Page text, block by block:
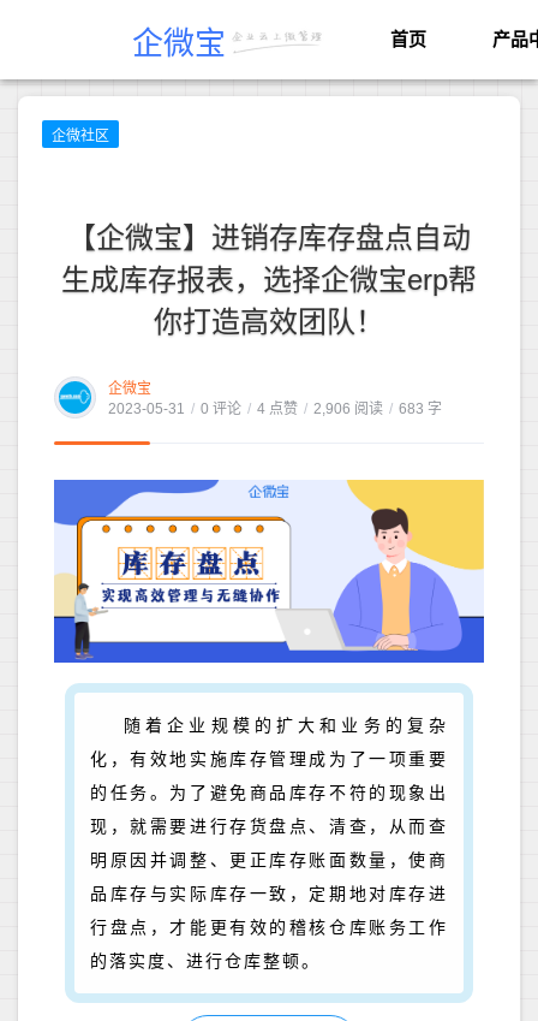
企微宝 首页 产品
企微社区
【企微宝】进销存库存盘点自动
生成库存报表，选择企微宝erp帮
你打造高效团队！
企微宝
2023-05-31 / 0 评论 / 4 点赞 / 2,906 阅读 / 683 字
随着企业规模的扩大和业务的复杂
化，有效地实施库存管理成为了一项重要
的任务。为了避免商品库存不符的现象出
现，就需要进行存货盘点、清查，从而查
明原因并调整、更正库存账面数量，使商
品库存与实际库存一致，定期地对库存进
行盘点，才能更有效的稽核仓库账务工作
的落实度、进行仓库整顿。